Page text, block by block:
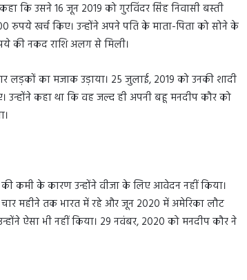
कि उसने 16 जून 2019 को गुरविंदर सिंह निवासी बस्ती
रुपये खर्च किए। उन्होंने अपने पति के माता-पिता को सोने के
की नकद राशि अलग से मिली।
लड़कों का मजाक उड़ाया। 25 जुलाई, 2019 को उनकी शादी
कहा था कि वह जल्द ही अपनी बहू मनदीप कौर को
कमी के कारण उन्होंने वीजा के लिए आवेदन नहीं किया।
महीने तक भारत में रहे और जून 2020 में अमेरिका लौट
ऐसा भी नहीं किया। 29 नवंबर, 2020 को मनदीप कौर ने